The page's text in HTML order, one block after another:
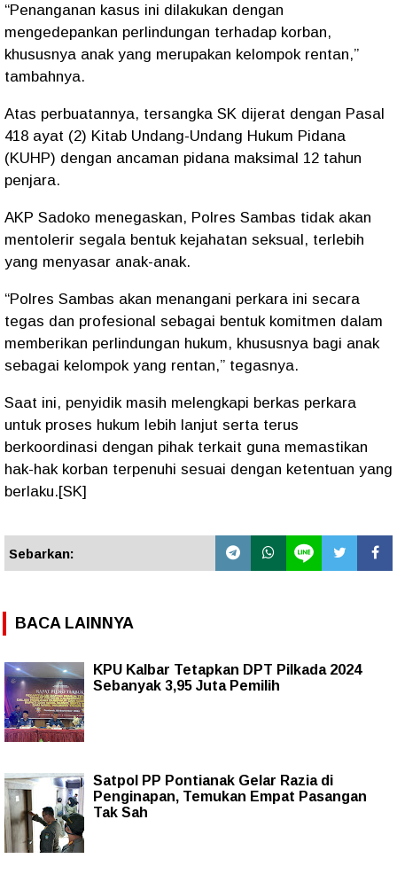
“Penanganan kasus ini dilakukan dengan
mengedepankan perlindungan terhadap korban,
khususnya anak yang merupakan kelompok rentan,”
tambahnya.
Atas perbuatannya, tersangka SK dijerat dengan Pasal
418 ayat (2) Kitab Undang-Undang Hukum Pidana
(KUHP) dengan ancaman pidana maksimal 12 tahun
penjara.
AKP Sadoko menegaskan, Polres Sambas tidak akan
mentolerir segala bentuk kejahatan seksual, terlebih
yang menyasar anak-anak.
“Polres Sambas akan menangani perkara ini secara
tegas dan profesional sebagai bentuk komitmen dalam
memberikan perlindungan hukum, khususnya bagi anak
sebagai kelompok yang rentan,” tegasnya.
Saat ini, penyidik masih melengkapi berkas perkara
untuk proses hukum lebih lanjut serta terus
berkoordinasi dengan pihak terkait guna memastikan
hak-hak korban terpenuhi sesuai dengan ketentuan yang
berlaku.[SK]
Sebarkan:
BACA LAINNYA
KPU Kalbar Tetapkan DPT Pilkada 2024
Sebanyak 3,95 Juta Pemilih
Satpol PP Pontianak Gelar Razia di
Penginapan, Temukan Empat Pasangan
Tak Sah